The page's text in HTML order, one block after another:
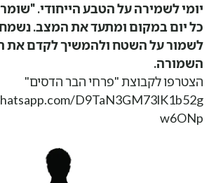
יומי לשמירה על הטבע הייחודי.
כל יום במקום ומתעד את המצב. נשמח
לשמור על השטח ולהמשיך לקדם את
השמורה.
הצטרפו לקבוצת "פרחי הבר הדסים"
D9TaN3GM73lK1b52g
w6ONp